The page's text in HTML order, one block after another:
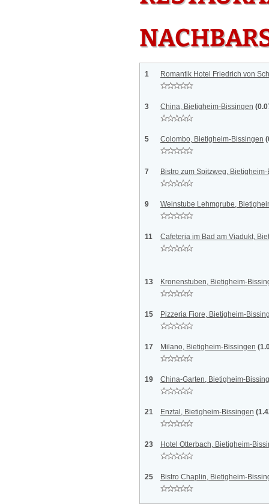
1 Romantik Hotel Friedrich von
3 China, Bietigheim-Bissingen
5 Colombo, Bietigheim-Bissingen
7 Bistro zum Spitzweg,
9 Weinstube Lehmgrube,
11 Cafeteria im Bad am Viadukt,
13 Kronenstuben, Bietigheim-
15 Pizzeria Fiore, Bietigheim-
17 Milano, Bietigheim-Bissingen
19 China-Garten, Bietigheim-
21 Enztal, Bietigheim-Bissingen
23 Hotel Otterbach, Bietigheim-
25 Bistro Chaplin, Bietigheim-